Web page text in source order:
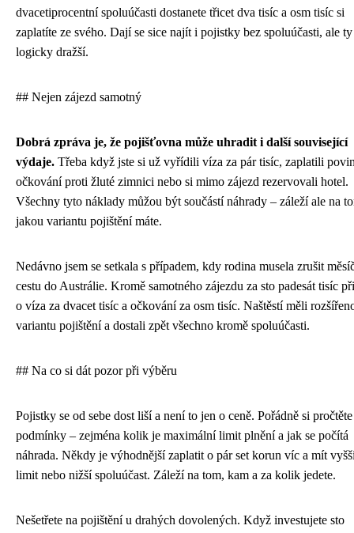
dvacetiprocentní spoluúčasti dostanete třicet dva tisíc a osm tisíc si
zaplatíte ze svého. Dají se sice najít i pojistky bez spoluúčasti, ale
logicky dražší.
## Nejen zájezd samotný
Dobrá zpráva je, že pojišťovna může uhradit i další související
výdaje. Třeba když jste si už vyřídili víza za pár tisíc, zaplatili
očkování proti žluté zimnici nebo si mimo zájezd rezervovali hotel.
Všechny tyto náklady můžou být součástí náhrady – záleží ale na
jakou variantu pojištění máte.
Nedávno jsem se setkala s případem, kdy rodina musela zrušit
cestu do Austrálie. Kromě samotného zájezdu za sto padesát tisíc
o víza za dvacet tisíc a očkování za osm tisíc. Naštěstí měli
variantu pojištění a dostali zpět všechno kromě spoluúčasti.
## Na co si dát pozor při výběru
Pojistky se od sebe dost liší a není to jen o ceně. Pořádně si pročtěte
podmínky – zejména kolik je maximální limit plnění a jak se počítá
náhrada. Někdy je výhodnější zaplatit o pár set korun víc a mít
limit nebo nižší spoluúčast. Záleží na tom, kam a za kolik jedete.
Nešetřete na pojištění u drahých dovolených. Když investujete sto